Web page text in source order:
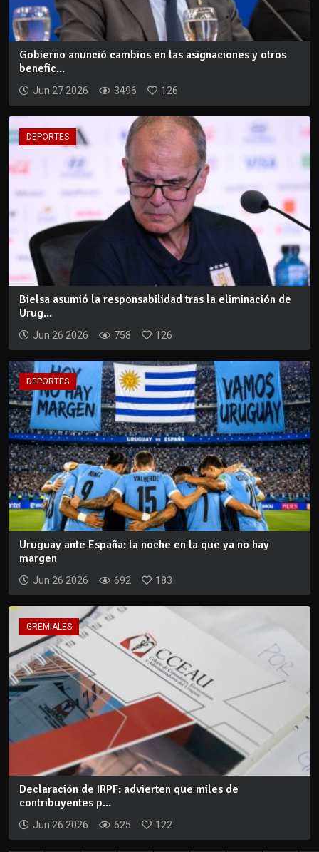
Gobierno anunció cambios en las asignaciones y otros
benefic...
Jun 27 2026 3496 126
DEPORTES
Bielsa asumió la responsabilidad tras la eliminación de
Urug...
Jun 26 2026 758 126
DEPORTES
Uruguay ante España: la noche en la que ya no hay
margen
Jun 26 2026 692 183
GREMIALES
Declaración de IRPF: advierten que miles de
contribuyentes p...
Jun 26 2026 625 122